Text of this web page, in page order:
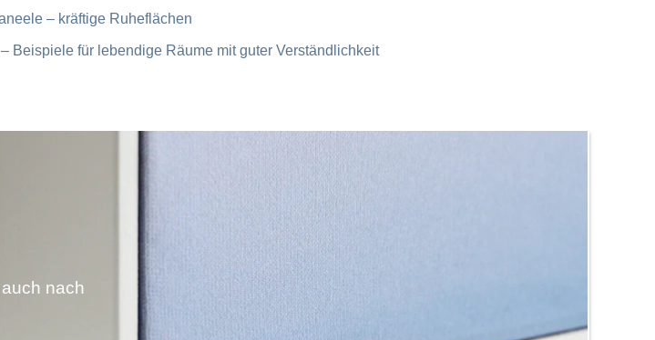
– kräftige Ruheflächen
Beispiele für lebendige Räume mit guter Verständlichkeit
nach